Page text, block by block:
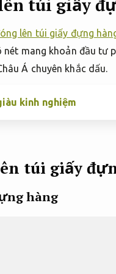
túi giấy
lên túi giấy đựng
mang khoản đầu tư
Á chuyên khắc dấu.
kinh nghiệm
túi giấy
hàng